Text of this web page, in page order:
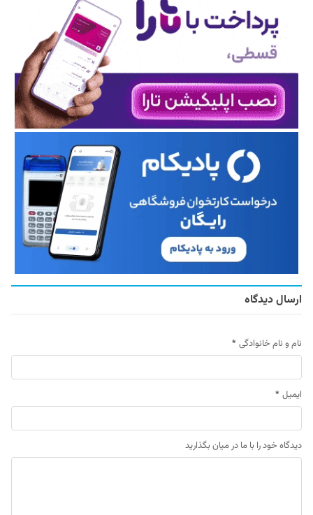
ارسال دیدگاه
نام و نام خانوادگی *
ایمیل *
دیدگاه خود را با ما در میان بگذارید